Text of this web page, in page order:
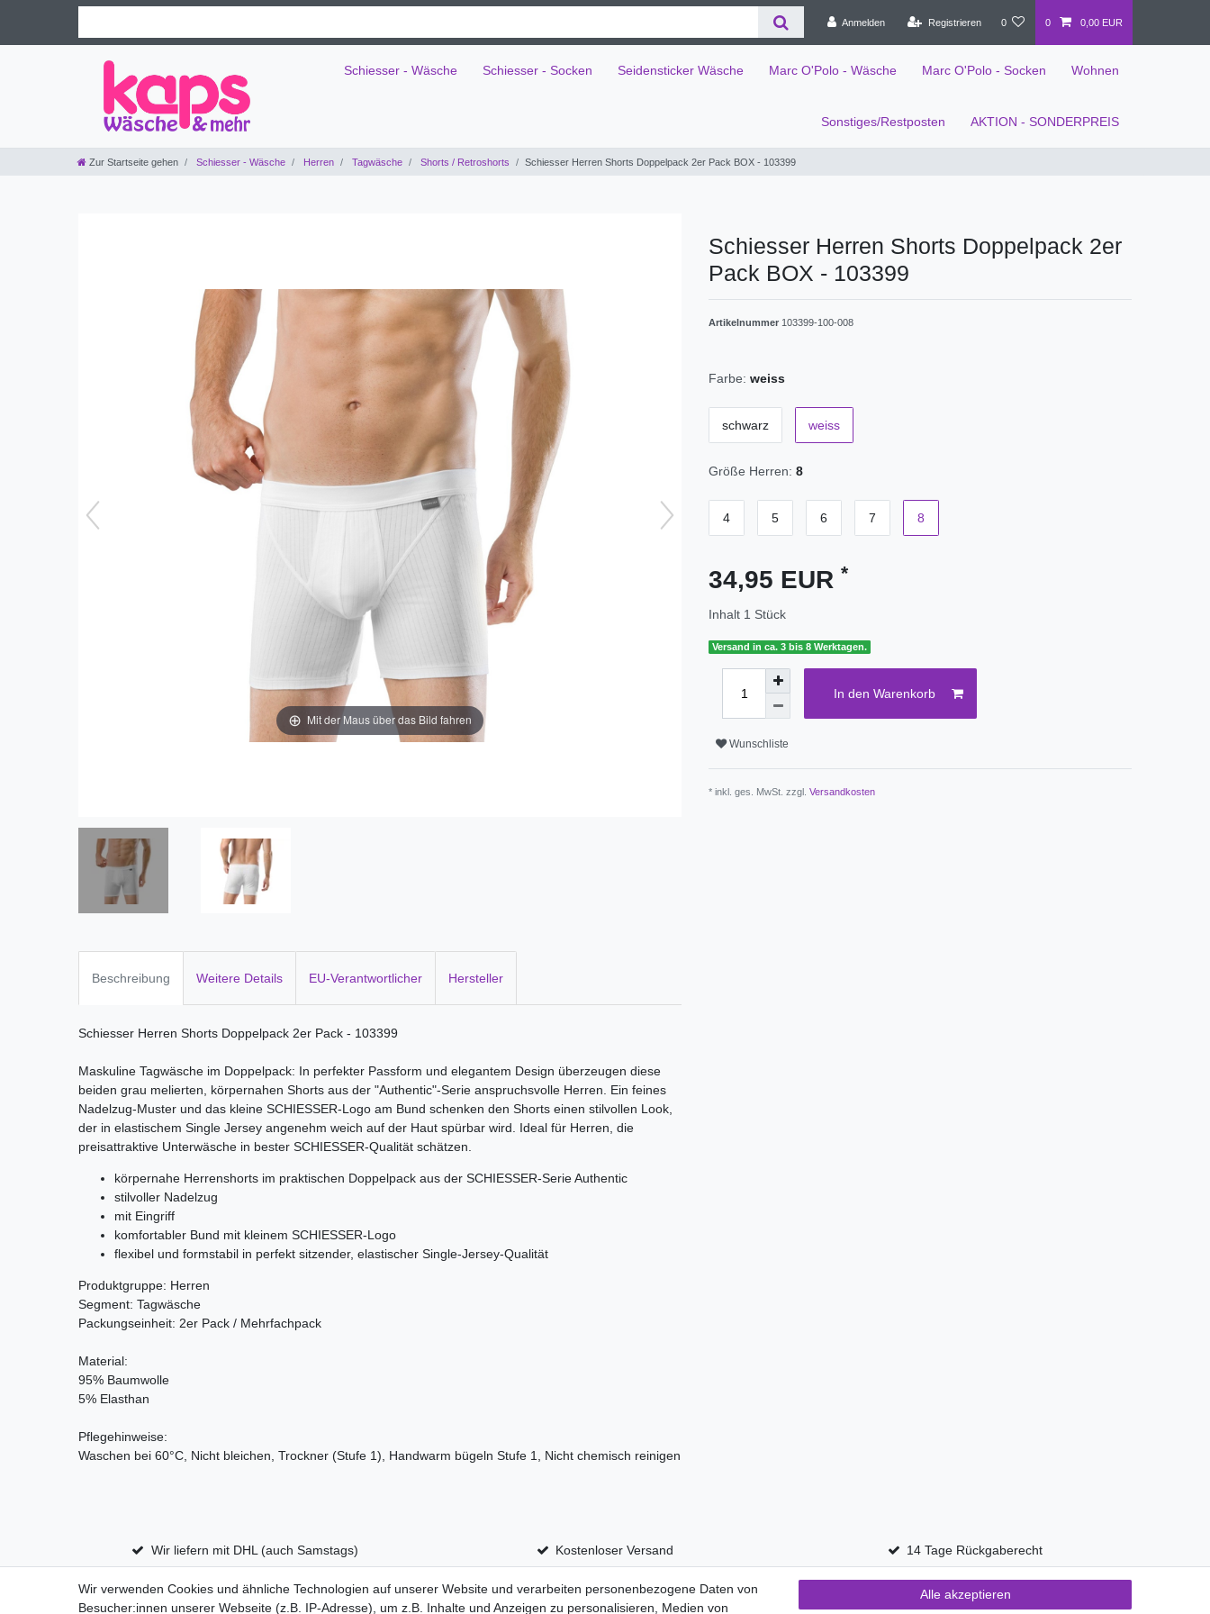
Anmelden Registrieren 0 0 0,00 EUR
Schiesser - Wäsche Schiesser - Socken Seidensticker Wäsche Marc O'Polo - Wäsche Marc O'Polo - Socken Wohnen
Sonstiges/Restposten AKTION - SONDERPREIS
Zur Startseite gehen Schiesser - Wäsche Herren Tagwäsche Shorts / Retroshorts Schiesser Herren Shorts Doppelpack 2er Pack BOX - 103399
Mit der Maus über das Bild fahren
Schiesser Herren Shorts Doppelpack 2er
Pack BOX - 103399
Artikelnummer 103399-100-008
Farbe: weiss
schwarz weiss
Größe Herren: 8
4 5 6 7 8
34,95 EUR *
Inhalt 1 Stück
Versand in ca. 3 bis 8 Werktagen.
In den Warenkorb
Wunschliste
* inkl. ges. MwSt. zzgl. Versandkosten
Beschreibung Weitere Details EU-Verantwortlicher Hersteller
Schiesser Herren Shorts Doppelpack 2er Pack - 103399
Maskuline Tagwäsche im Doppelpack: In perfekter Passform und elegantem Design überzeugen diese
beiden grau melierten, körpernahen Shorts aus der "Authentic"-Serie anspruchsvolle Herren. Ein feines
Nadelzug-Muster und das kleine SCHIESSER-Logo am Bund schenken den Shorts einen stilvollen Look,
der in elastischem Single Jersey angenehm weich auf der Haut spürbar wird. Ideal für Herren, die
preisattraktive Unterwäsche in bester SCHIESSER-Qualität schätzen.
körpernahe Herrenshorts im praktischen Doppelpack aus der SCHIESSER-Serie Authentic
stilvoller Nadelzug
mit Eingriff
komfortabler Bund mit kleinem SCHIESSER-Logo
flexibel und formstabil in perfekt sitzender, elastischer Single-Jersey-Qualität
Produktgruppe: Herren
Segment: Tagwäsche
Packungseinheit: 2er Pack / Mehrfachpack
Material:
95% Baumwolle
5% Elasthan
Pflegehinweise:
Waschen bei 60°C, Nicht bleichen, Trockner (Stufe 1), Handwarm bügeln Stufe 1, Nicht chemisch reinigen
Wir liefern mit DHL (auch Samstags) Kostenloser Versand 14 Tage Rückgaberecht
Wir verwenden Cookies und ähnliche Technologien auf unserer Website und verarbeiten personenbezogene Daten von
Besucher:innen unserer Webseite (z.B. IP-Adresse), um z.B. Inhalte und Anzeigen zu personalisieren, Medien von
Alle akzeptieren